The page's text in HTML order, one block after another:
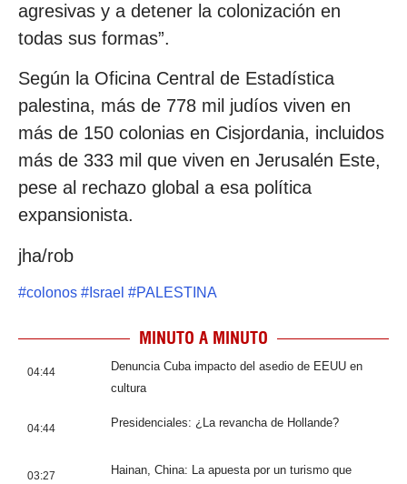
agresivas y a detener la colonización en
todas sus formas”.
Según la Oficina Central de Estadística
palestina, más de 778 mil judíos viven en
más de 150 colonias en Cisjordania, incluidos
más de 333 mil que viven en Jerusalén Este,
pese al rechazo global a esa política
expansionista.
jha/rob
#colonos # Israel #PALESTINA
MINUTO A MINUTO
04:44
Denuncia Cuba impacto del asedio de EEUU en
cultura
04:44 Presidenciales: ¿La revancha de Hollande?
03:27
Hainan, China: La apuesta por un turismo que